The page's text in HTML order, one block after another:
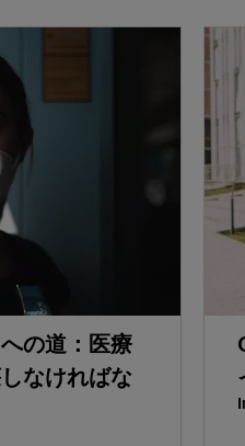
の道：医療
なければな